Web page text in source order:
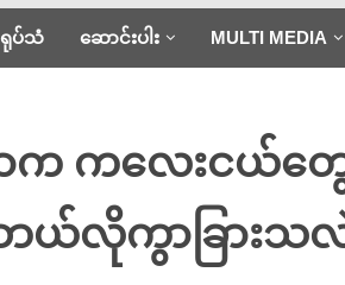
ရုပ်သံ ဆောင်းပါး MULTI MEDIA
က ကလေးငယ်တွေ
လိုကွာခြားသလဲ